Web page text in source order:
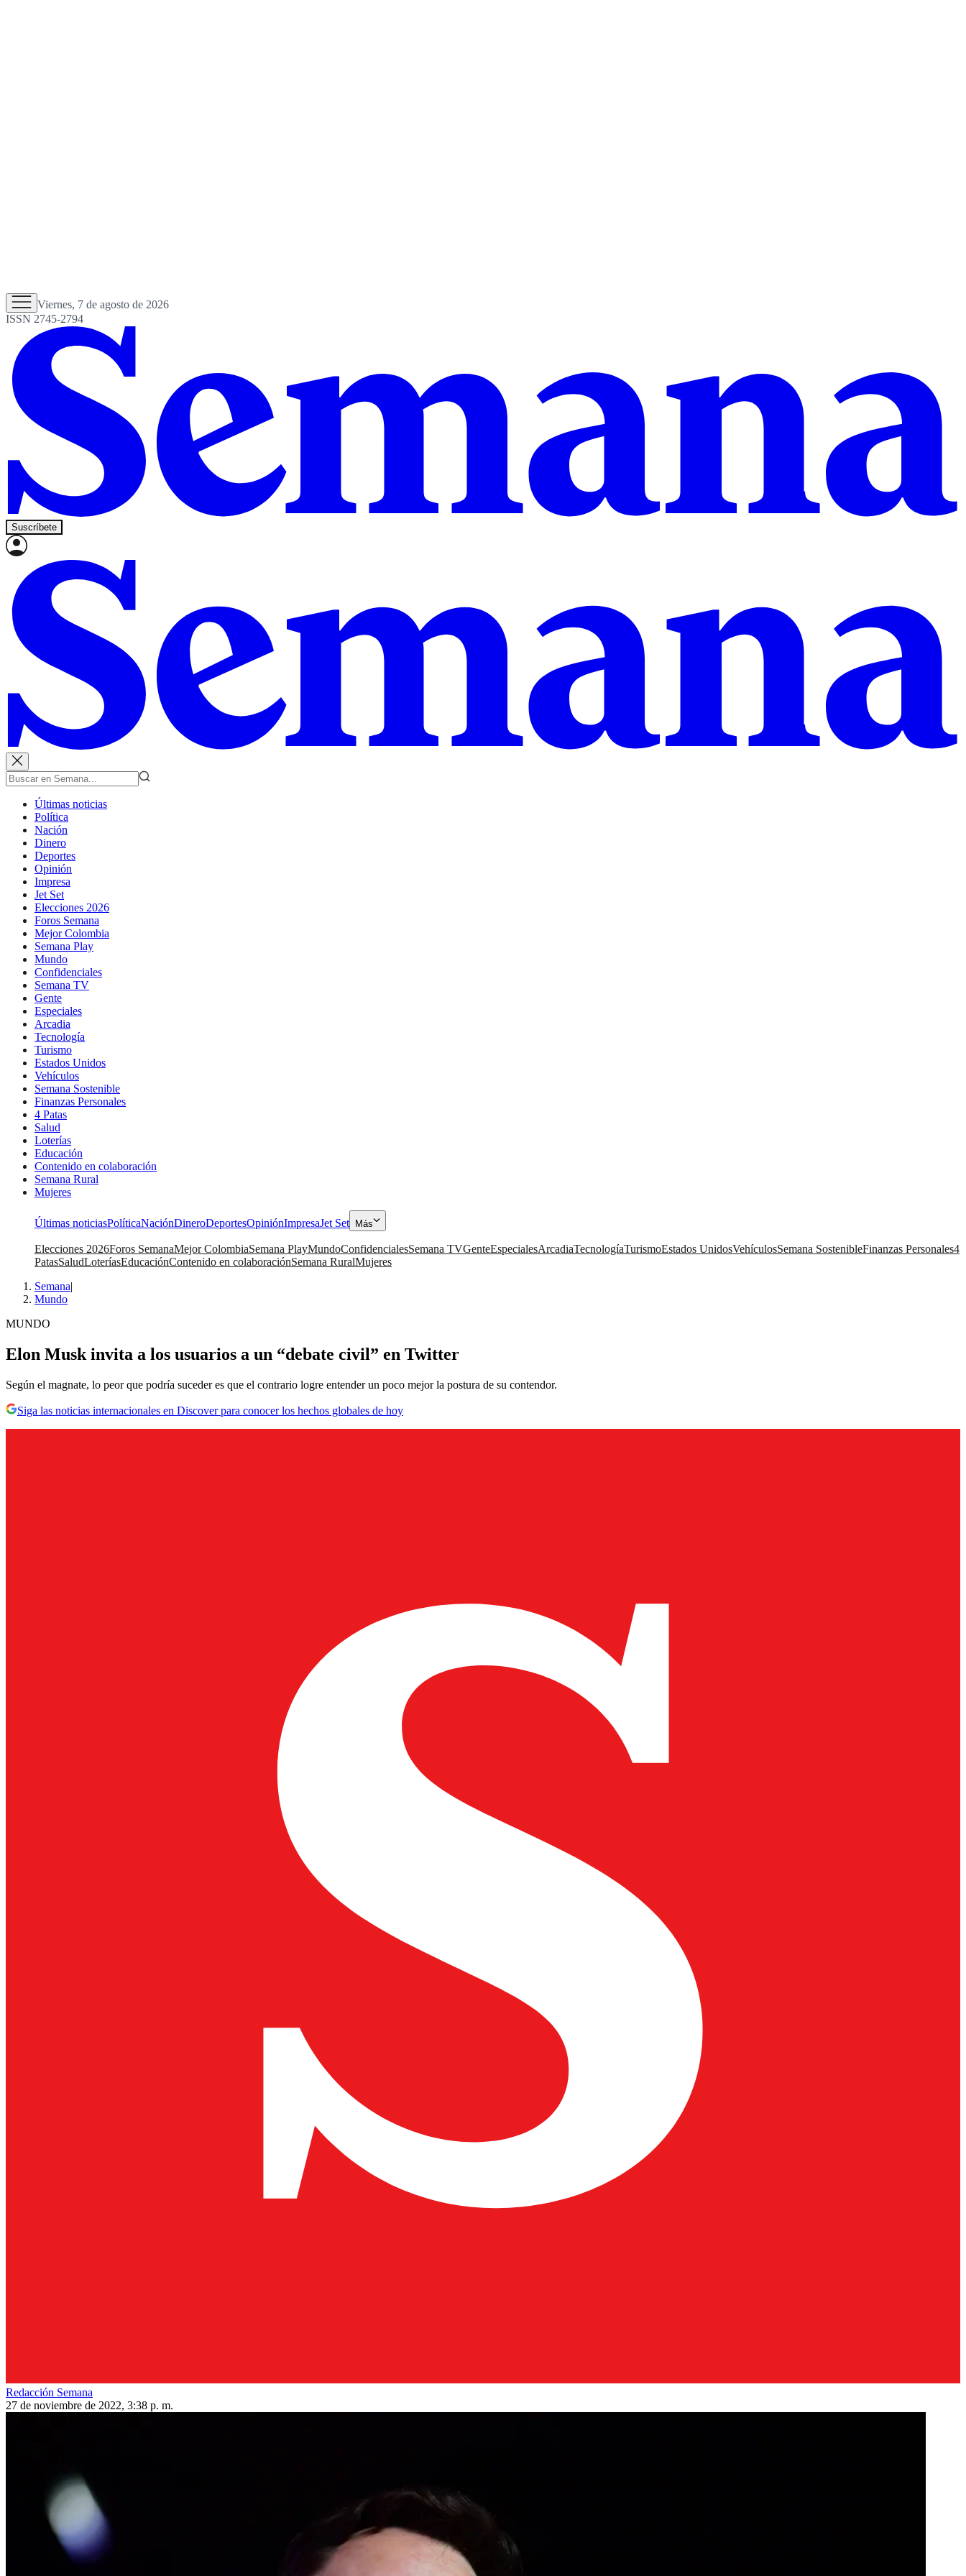
Viernes, 7 de agosto de 2026
ISSN 2745-2794
Suscríbete
Últimas noticias
Política
Nación
Dinero
Deportes
Opinión
Impresa
Jet Set
Elecciones 2026
Foros Semana
Mejor Colombia
Semana Play
Mundo
Confidenciales
Semana TV
Gente
Especiales
Arcadia
Tecnología
Turismo
Estados Unidos
Vehículos
Semana Sostenible
Finanzas Personales
4 Patas
Salud
Loterías
Educación
Contenido en colaboración
Semana Rural
Mujeres
Últimas noticiasPolíticaNaciónDineroDeportesOpiniónImpresaJet Set Más
Elecciones 2026Foros SemanaMejor ColombiaSemana PlayMundoConfidencialesSemana TVGenteEspecialesArcadiaTecnologíaTurismoEstados UnidosVehículosSemana SostenibleFinanzas Personales4
PatasSaludLoteríasEducaciónContenido en colaboraciónSemana RuralMujeres
Semana|
Mundo
MUNDO
Elon Musk invita a los usuarios a un “debate civil” en Twitter
Según el magnate, lo peor que podría suceder es que el contrario logre entender un poco mejor la postura de su contendor.
Siga las noticias internacionales en Discover para conocer los hechos globales de hoy
Redacción Semana
27 de noviembre de 2022, 3:38 p. m.